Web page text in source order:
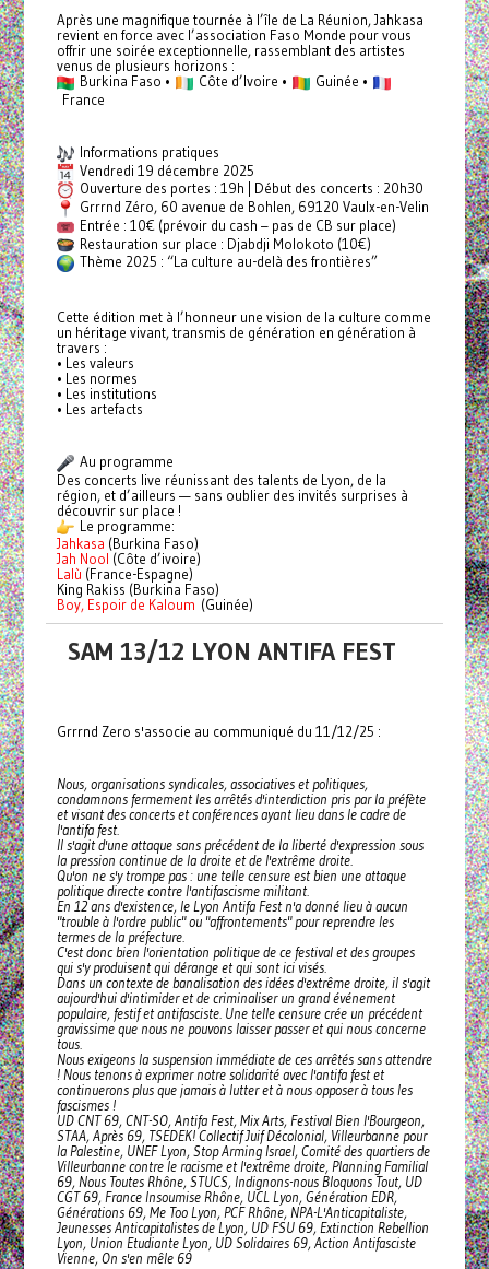
Après une magnifique tournée à l’île de La Réunion, Jahkasa
revient en force avec l’association Faso Monde pour vous
offrir une soirée exceptionnelle, rassemblant des artistes
venus de plusieurs horizons :
Burkina Faso •
Côte d’Ivoire •
Guinée •
France
Informations pratiques
Vendredi 19 décembre 2025
Ouverture des portes : 19h | Début des concerts : 20h30
Grrrnd Zéro, 60 avenue de Bohlen, 69120 Vaulx-en-Velin
Entrée : 10€ (prévoir du cash – pas de CB sur place)
Restauration sur place : Djabdji Molokoto (10€)
Thème 2025 : “La culture au-delà des frontières”
Cette édition met à l’honneur une vision de la culture comme
un héritage vivant, transmis de génération en génération à
travers :
• Les valeurs
• Les normes
• Les institutions
• Les artefacts
Au programme
Des concerts live réunissant des talents de Lyon, de la
région, et d’ailleurs — sans oublier des invités surprises à
découvrir sur place !
Le programme:
Jahkasa (Burkina Faso)
Jah Nool (Côte d’ivoire)
Lalù (France-Espagne)
King Rakiss (Burkina Faso)
Boy, Espoir de Kaloum (Guinée)
SAM 13/12 LYON ANTIFA FEST
Grrrnd Zero s'associe au communiqué du 11/12/25 :
Nous, organisations syndicales, associatives et politiques,
condamnons fermement les arrêtés d'interdiction pris par la préfète
et visant des concerts et conférences ayant lieu dans le cadre de
l'antifa fest.
Il s'agit d'une attaque sans précédent de la liberté d'expression sous
la pression continue de la droite et de l'extrême droite.
Qu'on ne s'y trompe pas : une telle censure est bien une attaque
politique directe contre l'antifascisme militant.
En 12 ans d'existence, le Lyon Antifa Fest n'a donné lieu à aucun
"trouble à l'ordre public" ou "affrontements" pour reprendre les
termes de la préfecture.
C'est donc bien l'orientation politique de ce festival et des groupes
qui s'y produisent qui dérange et qui sont ici visés.
Dans un contexte de banalisation des idées d'extrême droite, il s'agit
aujourd'hui d'intimider et de criminaliser un grand événement
populaire, festif et antifasciste. Une telle censure crée un précédent
gravissime que nous ne pouvons laisser passer et qui nous concerne
tous.
Nous exigeons la suspension immédiate de ces arrêtés sans attendre
! Nous tenons à exprimer notre solidarité avec l'antifa fest et
continuerons plus que jamais à lutter et à nous opposer à tous les
fascismes !
UD CNT 69, CNT-SO, Antifa Fest, Mix Arts, Festival Bien I'Bourgeon,
STAA, Après 69, TSEDEK! Collectif Juif Décolonial, Villeurbanne pour
la Palestine, UNEF Lyon, Stop Arming Israel, Comité des quartiers de
Villeurbanne contre le racisme et l'extrême droite, Planning Familial
69, Nous Toutes Rhône, STUCS, Indignons-nous Bloquons Tout, UD
CGT 69, France Insoumise Rhône, UCL Lyon, Génération EDR,
Générations 69, Me Too Lyon, PCF Rhône, NPA-L'Anticapitaliste,
Jeunesses Anticapitalistes de Lyon, UD FSU 69, Extinction Rebellion
Lyon, Union Etudiante Lyon, UD Solidaires 69, Action Antifasciste
Vienne, On s'en mêle 69